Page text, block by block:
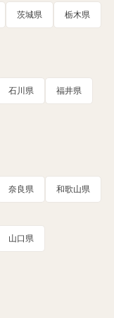
茨城県 栃木県
石川県 福井県
奈良県 和歌山県
山口県